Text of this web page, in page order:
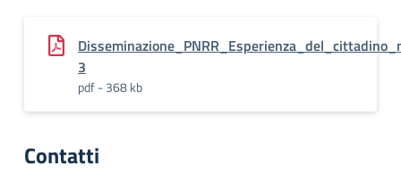
3
pdf - 368 kb
Contatti